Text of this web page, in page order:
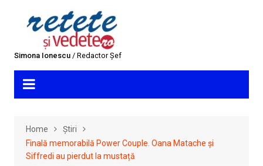
Simona Ionescu/ Redactor Șef
Home
Știri
Finală memorabilă Power Couple. Oana Matache și
Siffredi au pierdut la mustață